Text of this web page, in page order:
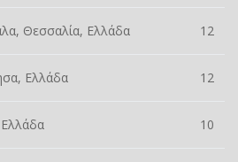
Θεσσαλία, Ελλάδα 12
Ελλάδα 12
10